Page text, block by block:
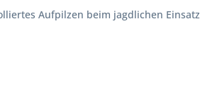
Aufpilzen beim jagdlichen Einsatz